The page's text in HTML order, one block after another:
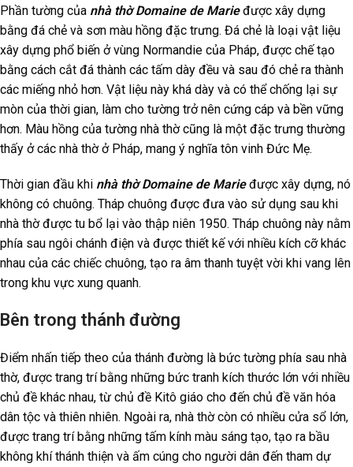
Phần tường của nhà thờ Domaine de Marieđược xây dựng
bằng đá chẻ và sơn màu hồng đặc trưng. Đá chẻ là loại vật liệu
xây dựng phổ biến ở vùng Normandie của Pháp, được chế tạo
bằng cách cắt đá thành các tấm dày đều và sau đó chẻ ra thành
các miếng nhỏ hơn. Vật liệu này khá dày và có thể chống lại sự
mòn của thời gian, làm cho tường trở nên cứng cáp và bền vững
hơn. Màu hồng của tường nhà thờ cũng là một đặc trưng thường
thấy ở các nhà thờ ở Pháp, mang ý nghĩa tôn vinh Đức Mẹ.
Thời gian đầu khi nhà thờ Domaine de Marieđược xây dựng, nó
không có chuông. Tháp chuông được đưa vào sử dụng sau khi
nhà thờ được tu bổ lại vào thập niên 1950. Tháp chuông này nằm
phía sau ngôi chánh điện và được thiết kế với nhiều kích cỡ khác
nhau của các chiếc chuông, tạo ra âm thanh tuyệt vời khi vang lên
trong khu vực xung quanh.
Bên trong thánh đường
Điểm nhấn tiếp theo của thánh đường là bức tường phía sau nhà
thờ, được trang trí bằng những bức tranh kích thước lớn với nhiều
chủ đề khác nhau, từ chủ đề Kitô giáo cho đến chủ đề văn hóa
dân tộc và thiên nhiên. Ngoài ra, nhà thờ còn có nhiều cửa sổ lớn,
được trang trí bằng những tấm kính màu sáng tạo, tạo ra bầu
không khí thánh thiện và ấm cúng cho người dân đến tham dự